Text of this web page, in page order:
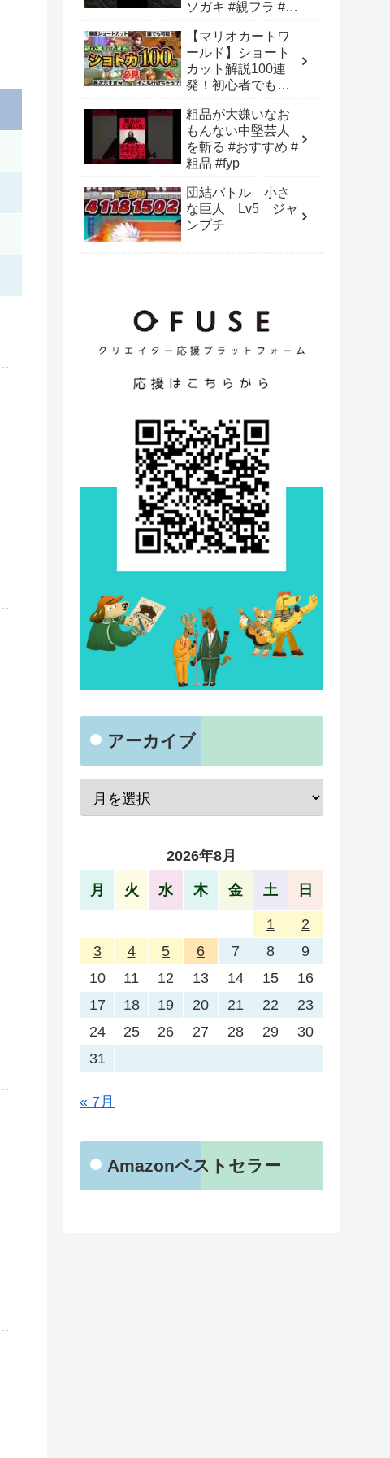
ソガキ #親フラ #お
めにのりたい
【マリオカートワ
ールド】ショート
カット解説100連
発！初心者でも失
スのショトカ
【NISCあり】
粗品が大嫌いなお
もんない中堅芸人
を斬る #おすすめ #
粗品 #fyp
団結バトル 小さ
な巨人 Lv5 ジャ
ンプチ
アーカイブ
2026年8月
月 火 水 木 金 土 日
1
2
3
4 5 6 7 8
9
10
11 12 13 14 15
16
17
18 19 20 21 22
23
24
25 26 27 28 29
30
31
« 7月
Amazonベストセラー